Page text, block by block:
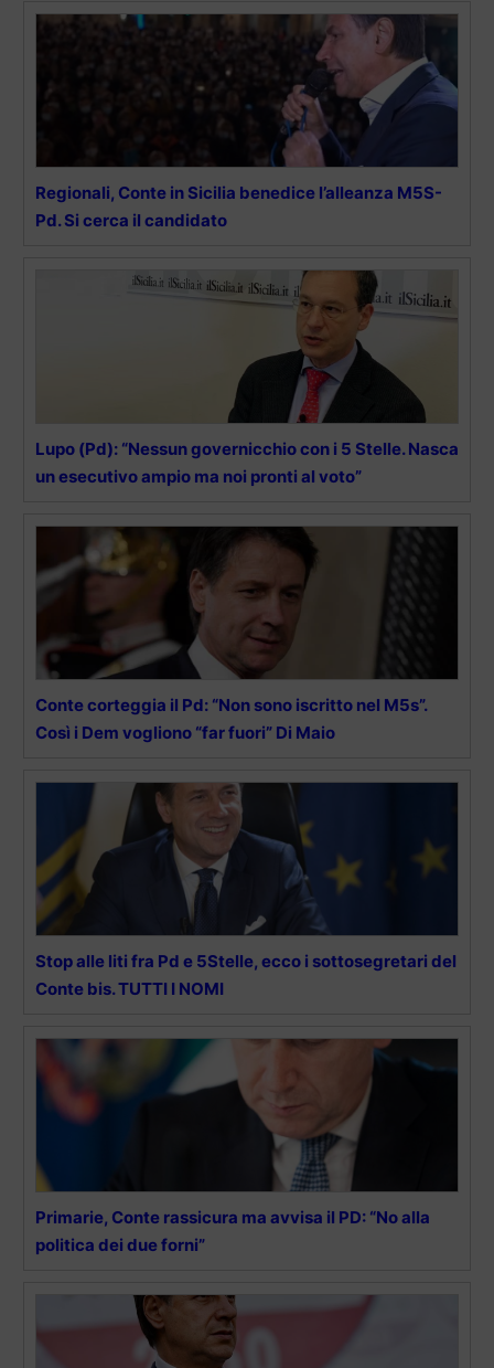
Regionali, Conte in Sicilia benedice l’alleanza M5S-
Pd. Si cerca il candidato
Lupo (Pd): “Nessun governicchio con i 5 Stelle. Nasca
un esecutivo ampio ma noi pronti al voto”
Conte corteggia il Pd: “Non sono iscritto nel M5s”.
Così i Dem vogliono “far fuori” Di Maio
Stop alle liti fra Pd e 5Stelle, ecco i sottosegretari del
Conte bis. TUTTI I NOMI
Primarie, Conte rassicura ma avvisa il PD: “No alla
politica dei due forni”